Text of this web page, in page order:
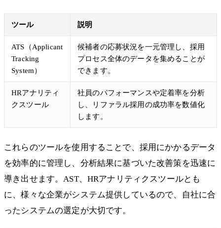
ツール 説明
ATS（Applicant
Tracking
System）
候補者の応募状況を一元管理し、採用
プロセス全体のデータを集めることが
できます。
HRアナリティ
クスツール
社員のパフォーマンスや定着率を分析
し、リファラル採用の成功率を数値化
します。
これらのツールを使用することで、採用にかかるデータ
を効率的に管理し、分析結果に基づいた改善策を迅速に
導き出せます。AST、HRアナリティクスツールとも
に、様々な企業がシステム提供しているので、自社に合
ったシステムの選定が大切です。